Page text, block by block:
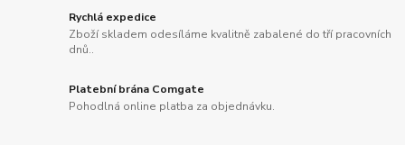
Rychlá expedice
Zboží skladem odesíláme kvalitně zabalené do tří pracovních
dnů..
Platební brána Comgate
Pohodlná online platba za objednávku.